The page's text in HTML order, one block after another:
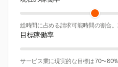
総時間に占める請求可能時間の割合
目標稼働率
サービス業に現実的な目標は70〜80%